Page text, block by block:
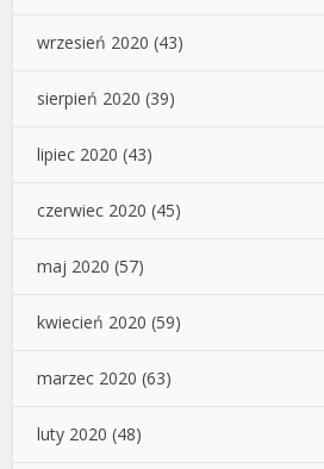
wrzesień 2020 (43)
sierpień 2020 (39)
lipiec 2020 (43)
czerwiec 2020 (45)
maj 2020 (57)
kwiecień 2020 (59)
marzec 2020 (63)
luty 2020 (48)